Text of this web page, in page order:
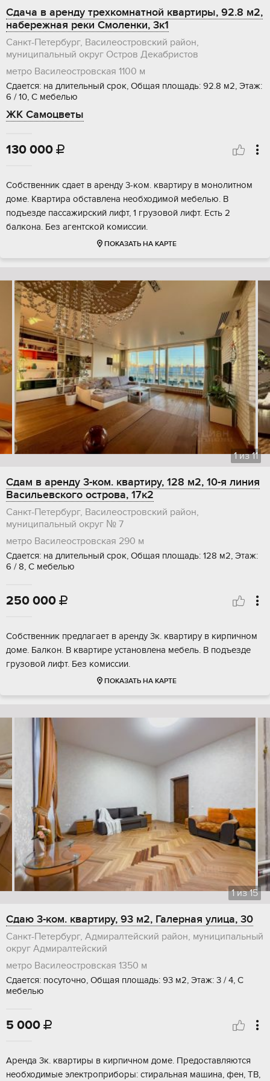
Сдача в аренду трехкомнатной квартиры, 92.8 м2,
набережная реки Смоленки, 3к1
Санкт-Петербург, Василеостровский район,
муниципальный округ Остров Декабристов
метро Василеостровская 1100 м
Сдается: на длительный срок, Общая площадь: 92.8 м2, Этаж:
6 / 10, С мебелью
ЖК Самоцветы
130 000 
Собственник сдает в аренду 3-ком. квартиру в монолитном
доме. Квартира обставлена необходимой мебелью. В
подъезде пассажирский лифт, 1 грузовой лифт. Есть 2
балкона. Без агентской комиссии.
ПОКАЗАТЬ НА КАРТЕ
1из11
Сдам в аренду 3-ком. квартиру, 128 м2, 10-я линия
Васильевского острова, 17к2
Санкт-Петербург, Василеостровский район,
муниципальный округ № 7
метро Василеостровская 290 м
Сдается: на длительный срок, Общая площадь: 128 м2, Этаж:
6 / 8, С мебелью
250 000 
Собственник предлагает в аренду 3к. квартиру в кирпичном
доме. Балкон. В квартире установлена мебель. В подъезде
грузовой лифт. Без комиссии.
ПОКАЗАТЬ НА КАРТЕ
1из15
Сдаю 3-ком. квартиру, 93 м2, Галерная улица, 30
Санкт-Петербург, Адмиралтейский район, муниципальный
округ Адмиралтейский
метро Василеостровская 1350 м
Сдается: посуточно, Общая площадь: 93 м2, Этаж: 3 / 4, С
мебелью
5 000 
Аренда 3к. квартиры в кирпичном доме. Предоставляются
необходимые электроприборы: стиральная машина, фен, ТВ,